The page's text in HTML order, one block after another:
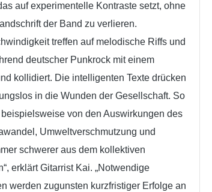
auf experimentelle Kontraste setzt, ohne
der Band zu verlieren.
treffen auf melodische Riffs und
deutscher Punkrock mit einem
kollidiert. Die intelligenten Texte drücken
in die Wunden der Gesellschaft. So
beispielsweise von den Auswirkungen des
Umweltverschmutzung und
schwerer aus dem kollektiven
erklärt Gitarrist Kai. „Notwendige
werden zugunsten kurzfristiger Erfolge an